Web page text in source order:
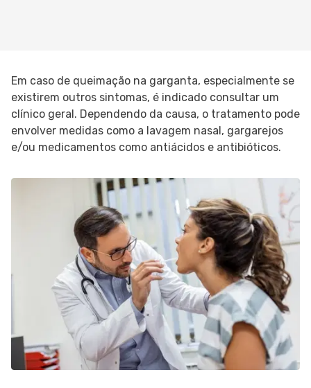
Em caso de queimação na garganta, especialmente se
existirem outros sintomas, é indicado consultar um
clínico geral. Dependendo da causa, o tratamento pode
envolver medidas como a lavagem nasal, gargarejos
e/ou medicamentos como antiácidos e antibióticos.